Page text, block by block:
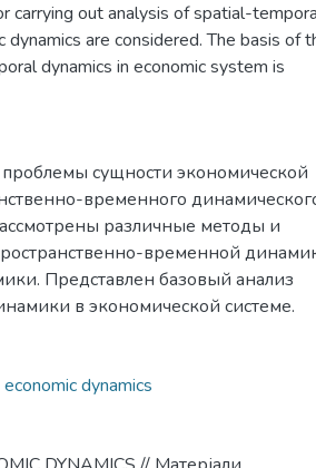
carrying out analysis of spatial-
are considered. The basis of
dynamics in economic system is
сущности экономической
временного
различные методы и
временной
Представлен базовый анализ
в экономической системе.
economic dynamics